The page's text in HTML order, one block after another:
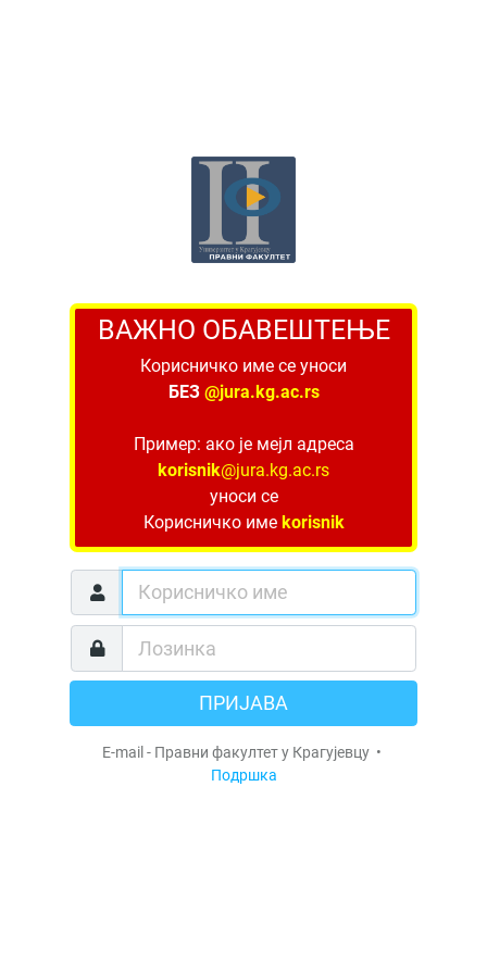
ВАЖНО ОБАВЕШТЕЊЕ
Корисничко име се уноси
БЕЗ @jura.kg.ac.rs
Пример: ако је мејл адреса
korisnik@jura.kg.ac.rs
уноси се
Корисничко име korisnik
ПРИЈАВА
E-mail - Правни факултет у Крагујевцу •
Подршка